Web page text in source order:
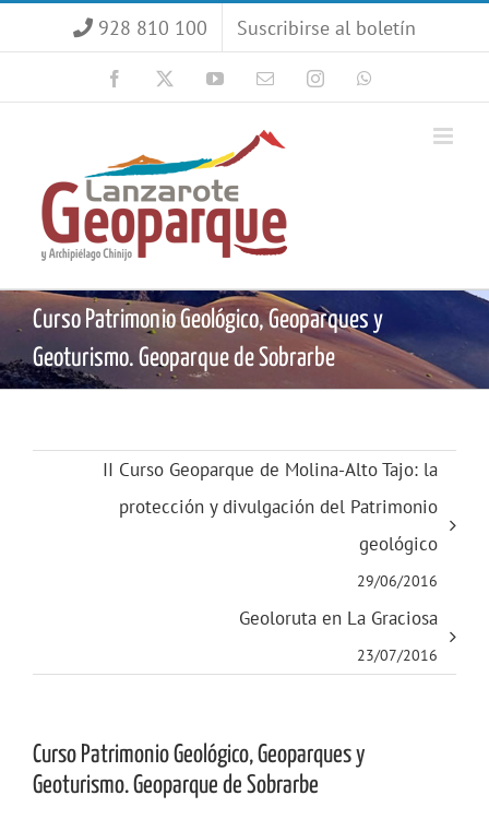
928 810 100 Suscribirse al boletín
Facebook YouTubeCorreoInstagram
Curso Patrimonio Geológico, Geoparques y
Geoturismo. Geoparque de Sobrarbe
II Curso Geoparque de Molina-Alto Tajo: la
protección y divulgación del Patrimonio
geológico
29/06/2016
Geoloruta en La Graciosa
23/07/2016
Curso Patrimonio Geológico, Geoparques y
Geoturismo. Geoparque de Sobrarbe